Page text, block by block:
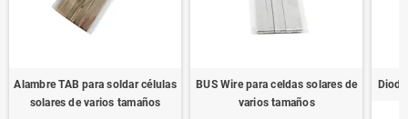
Alambre TAB para soldar células
solares de varios tamaños
BUS Wire para celdas solares de
varios tamaños